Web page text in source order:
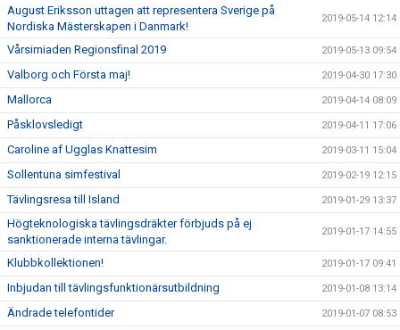
August Eriksson uttagen att representera Sverige på
Nordiska Mästerskapen i Danmark!
2019-05-14 12:14
Vårsimiaden Regionsfinal 2019 2019-05-13 09:54
Valborg och Första maj! 2019-04-30 17:30
Mallorca 2019-04-14 08:09
Påsklovsledigt 2019-04-11 17:06
Caroline af Ugglas Knattesim 2019-03-11 15:04
Sollentuna simfestival 2019-02-19 12:15
Tävlingsresa till Island 2019-01-29 13:37
Högteknologiska tävlingsdräkter förbjuds på ej
sanktionerade interna tävlingar.
2019-01-17 14:55
Klubbkollektionen! 2019-01-17 09:41
Inbjudan till tävlingsfunktionärsutbildning 2019-01-08 13:14
Ändrade telefontider 2019-01-07 08:53